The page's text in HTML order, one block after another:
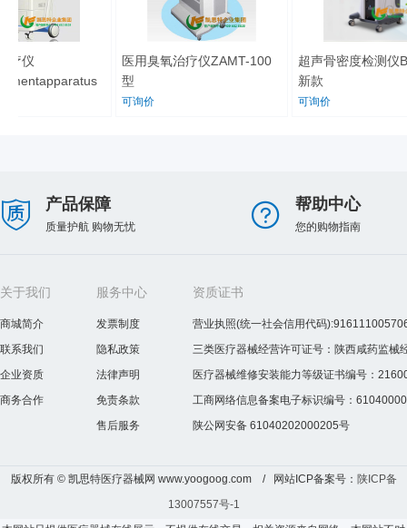
疗仪
医用臭氧治疗仪ZAMT-100
型
可询价
超声骨密度检测仪
新款
可询价
产品保障
质量护航 购物无忧
帮助中心
您的购物指南
关于我们
商城简介
联系我们
企业资质
商务合作
服务中心
发票制度
隐私政策
法律声明
免责条款
售后服务
资质证书
营业执照(统一社会信用代码
三类医疗器械经营许可证号：陕西咸药监械
医疗器械维修安装能力等级证书编号：
工商网络信息备案电子标识编号：
陕公网安备 61040202000205号
版权所有 © 凯思特医疗器械网 www.yoogoog.com / 网站ICP备案号： 陕ICP备
13007557号-1